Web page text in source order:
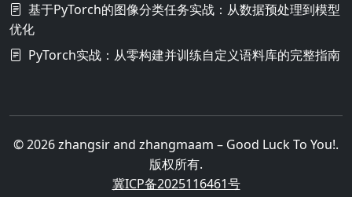
基于PyTorch的图像分类任务实战：从数据预处理到模型
优化
PyTorch实战：从零构建并训练自定义语料库的完整指南
© 2026 zhangsir and zhangmaam – Good Luck To You!.
版权所有.
冀ICP备2025116461号